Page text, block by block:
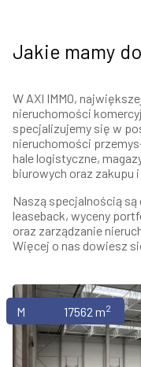
Jakie mamy
W AXI IMMO,
nieruchomości
specjalizujemy się w
nieruchomości
hale logistyczne,
biurowych oraz zakupu
Naszą specjalnością
leaseback, wyceny
oraz zarządzanie
Więcej o nas dowiesz
Magazyny17562 m2